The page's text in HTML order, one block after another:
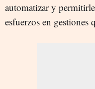
automatizar y
esfuerzos en gestiones